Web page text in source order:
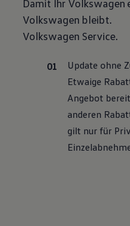
Motorenöl
Räder und
Pannen- und
Economy
Zubehör
Schutz und
Transport
Wallbox und
Dienste für
Damit Ihr Volkswagen
Volkswagen bleibt.
Volkswagen Service.
Update ohne
Etwaige
Angebot
anderen
gilt nur für